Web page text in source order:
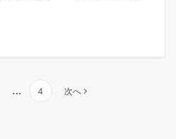
… 4 次へ